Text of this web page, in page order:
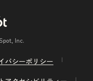
Inc.
バシーポリシー